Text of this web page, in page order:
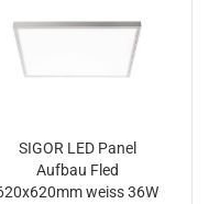
SIGOR LED Panel
Aufbau Fled
weiss 36W